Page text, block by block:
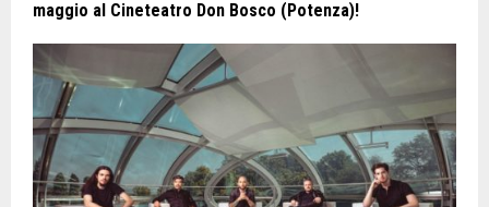
maggio al Cineteatro Don Bosco (Potenza)!